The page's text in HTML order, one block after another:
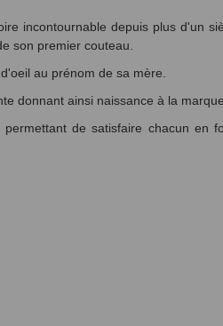
incontournable depuis plus d'un
son premier couteau.
au prénom de sa mère.
donnant ainsi naissance à la
de satisfaire chacun en